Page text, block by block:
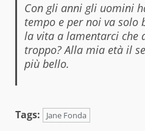
Con gli anni gli uomini
tempo e per noi va solo
la vita a lamentarci che
troppo? Alla mia età il
più bello.
Tags: Jane Fonda